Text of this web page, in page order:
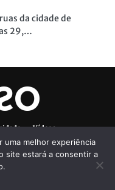
da cidade de
29,…
Vídeos
Ficha Técnica
uma melhor experiência
site estará a consentir a